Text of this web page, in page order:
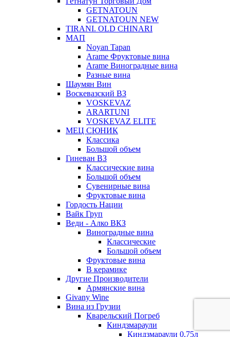
GETNATOUN
GETNATOUN NEW
TIRANI. OLD CHINARI
МАП
Noyan Tapan
Arame Фруктовые вина
Arame Виноградные вина
Разные вина
Шаумян Вин
Воскевазский ВЗ
VOSKEVAZ
ARARTUNI
VOSKEVAZ ELITE
МЕЦ СЮНИК
Классика
Большой объем
Гиневан ВЗ
Классические вина
Большой объем
Сувенирные вина
Фруктовые вина
Гордость Нации
Вайк Груп
Веди - Алко ВКЗ
Виноградные вина
Классические
Большой объем
Фруктовые вина
В керамике
Другие Производители
Армянские вина
Givany Wine
Вина из Грузии
Кварельский Погреб
Киндзмараули
Киндзмараули 0,75л